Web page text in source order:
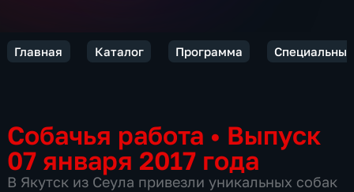
Главная Каталог Программа
Собачья работа • Выпуск
07 января 2017 года
В Якутск из Сеула привезли уникальных собак